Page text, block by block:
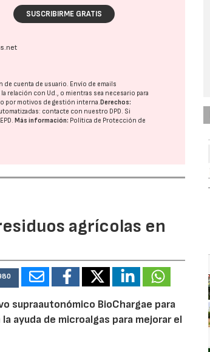
SUSCRIBIRME GRATIS
cuenta de usuario. Envío de emails
relación con Ud., o mientras sea necesario para
por motivos de gestión interna. Derechos:
contacte con nuestro DPD. Si
. Más información: Política de Protección de
agrícolas en
supraautonómico BioChargae para
ayuda de microalgas para mejorar el